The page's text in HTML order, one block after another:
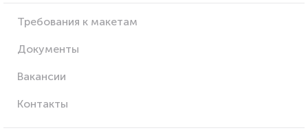
Требования к макетам
Документы
Вакансии
Контакты